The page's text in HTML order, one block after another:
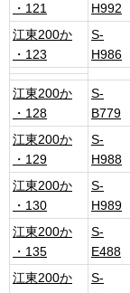
・121
H992
江東200か
・123
S-
H986
江東200か
・128
S-
B779
江東200か
・129
S-
H988
江東200か
・130
S-
H989
江東200か
・135
S-
E488
江東200か
S-